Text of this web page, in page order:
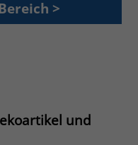
>
und
des Benutzers bei
zu speichern.